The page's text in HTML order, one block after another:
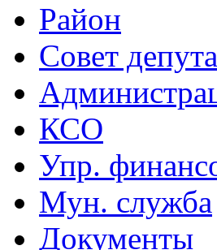
Район
Совет
КСО
Упр.
Мун. служба
Документы